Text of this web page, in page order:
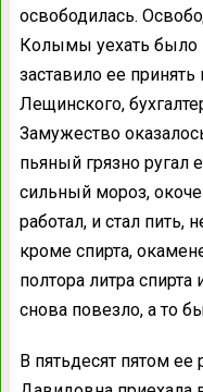
освободилась.
Колымы уехать было
заставило ее
Лещинского,
Замужество
пьяный грязно ругал
сильный мороз,
работал, и стал пить,
кроме спирта,
полтора литра
снова повезло, а то
В пятьдесят пятом ее